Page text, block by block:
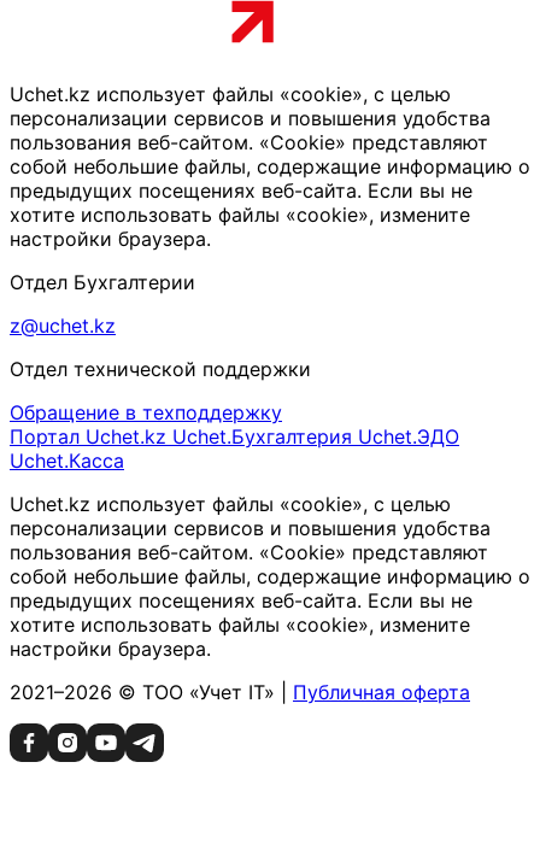
Uchet.kz использует файлы «cookie», с целью
персонализации сервисов и повышения удобства
пользования веб-сайтом. «Cookie» представляют
собой небольшие файлы, содержащие информацию о
предыдущих посещениях веб-сайта. Если вы не
хотите использовать файлы «cookie», измените
настройки браузера.
Отдел Бухгалтерии
z@uchet.kz
Отдел технической поддержки
Обращение в техподдержку
Портал Uchet.kz Uchet.Бухгалтерия Uchet.ЭДО
Uchet.Касса
Uchet.kz использует файлы «cookie», с целью
персонализации сервисов и повышения удобства
пользования веб-сайтом. «Cookie» представляют
собой небольшие файлы, содержащие информацию о
предыдущих посещениях веб-сайта. Если вы не
хотите использовать файлы «cookie», измените
настройки браузера.
2021–2026 © ТОО «Учет IT» | Публичная оферта